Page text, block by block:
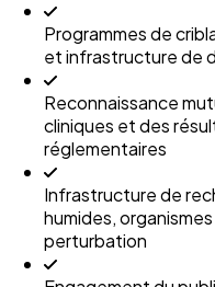
Programmes de
et infrastructure de
Reconnaissance
cliniques et des
réglementaires
Infrastructure de
humides,
perturbation